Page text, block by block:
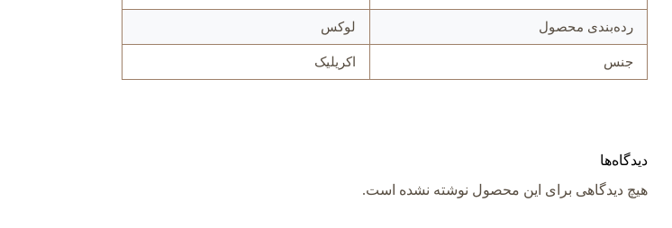
رده‌بندی محصول لوکس
جنس اکريليک
دیدگاه‌ها
هیچ دیدگاهی برای این محصول نوشته نشده است.